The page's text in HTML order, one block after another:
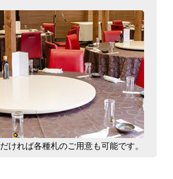
ければ各種札のご用意も可能です。